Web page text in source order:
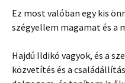
Ez most valóban egy kis
szégyellem magamat és a
Hajdú Ildikó vagyok, és a
közvetítés és a